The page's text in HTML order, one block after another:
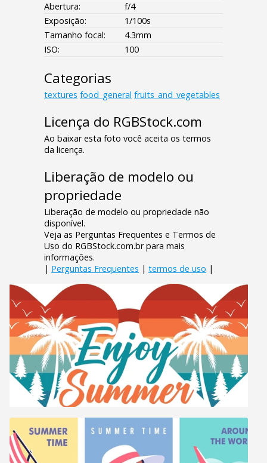
Abertura:
f/4
Exposição:
1/100s
Tamanho focal:
4.3mm
ISO:
100
Categorias
textures food_general fruits_and_vegetables
Licença do RGBStock.com
Ao baixar esta foto você aceita os termos
da licença.
Liberação de modelo ou
propriedade
Liberação de modelo ou propriedade não
disponível.
Veja as Perguntas Frequentes e Termos de
Uso do RGBStock.com.br para mais
informações.
| Perguntas Frequentes | termos de uso |